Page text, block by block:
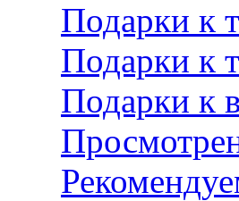
Подарки к
Подарки к
Подарки к